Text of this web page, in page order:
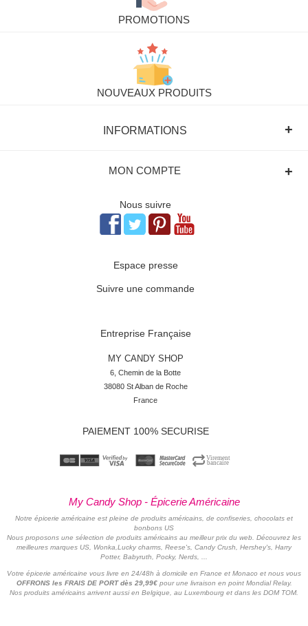
PROMOTIONS
NOUVEAUX PRODUITS
+
INFORMATIONS
+
MON COMPTE
Nous suivre
Espace presse
Suivre une commande
Entreprise Française
MY CANDY SHOP
6, Chemin de la Botte
38080 St Alban de Roche
France
PAIEMENT 100% SECURISE
My Candy Shop - Épicerie Américaine
Notre épicerie américaine est pleine de produits américains, de confiseries, chocolats et
bonbons US
Nous proposons une sélection de produits américains au meilleur prix du web. Découvrez les
meilleures marques US, Wonka,Lucky charms, Reese's, Candy Crush, Hershey's, Harry
Potter, Babyruth, Pocky, Nerds, ...
Votre épicerie américaine vous livre en 24/48h à domicile en France et Monaco et nous vous
OFFRONS les FRAIS DE PORT dès 29,99€ pour une livraison en point Mondial Relay.
Nos produits américains arrivent aussi en Belgique, au Luxembourg et dans les DOM TOM.